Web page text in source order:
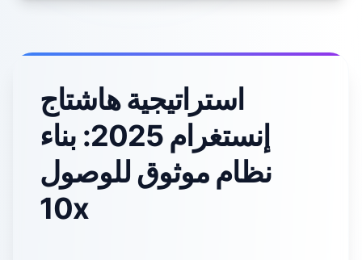
استراتيجية هاشتاج
إنستغرام 2025: بناء
نظام موثوق للوصول
10x